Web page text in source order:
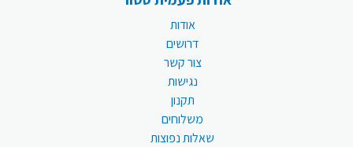
אודות
דרושים
צור קשר
נגישות
תקנון
משלוחים
שאלות נפוצות